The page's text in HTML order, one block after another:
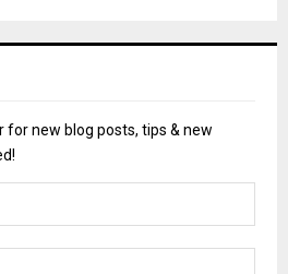
for new blog posts, tips & new